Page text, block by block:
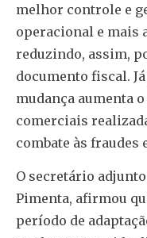
melhor controle e
operacional e mais
reduzindo, assim,
documento fiscal.
mudança aumenta
comerciais
combate às fraudes
O secretário
Pimenta, afirmou
período de